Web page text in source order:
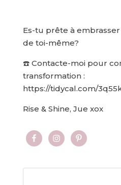
Es-tu prête à
de toi-même?
☎️ Contacte-moi pour
transformation :
https://tidycal.com/
Rise & Shine, Jue xox